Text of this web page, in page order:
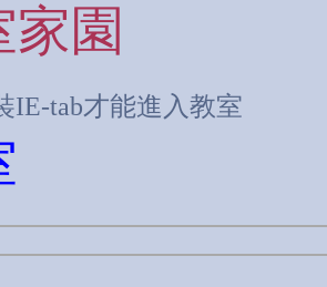
園
IE-tab才能進入教室